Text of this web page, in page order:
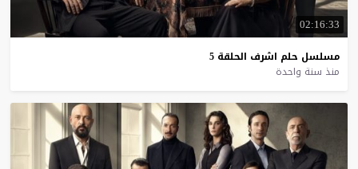
02:16:33
مسلسل حلم اشرف الحلقة 5
منذ سنة واحدة